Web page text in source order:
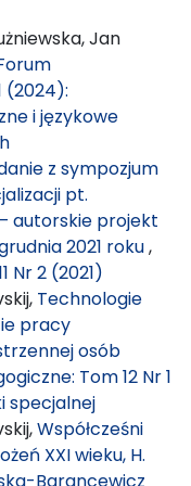
Jan
(2024):
i językowe
z sympozjum
pt.
autorskie projekt
2021 roku,
Nr 2 (2021)
Technologie
pracy
osób
Tom 12 Nr 1
specjalnej
Współcześni
XXI wieku, H.